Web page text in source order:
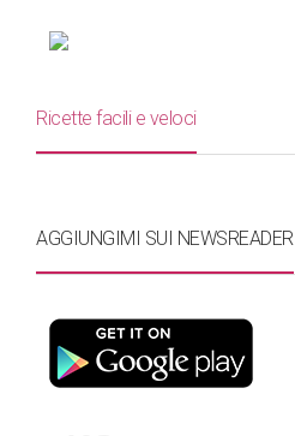
Ricette facili e veloci
AGGIUNGIMI SUI NEWSREADER